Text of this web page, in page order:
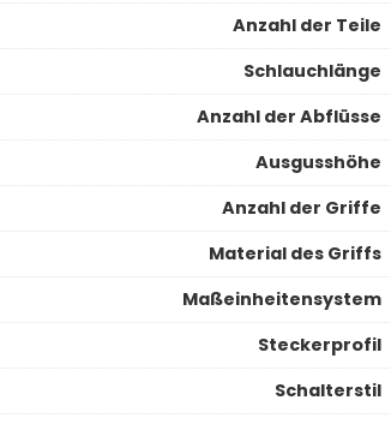
Anzahl der Teile
Schlauchlänge
Anzahl der Abflüsse
Ausgusshöhe
Anzahl der Griffe
Material des Griffs
Maßeinheitensystem
Steckerprofil
Schalterstil